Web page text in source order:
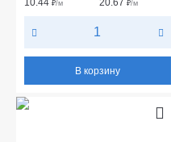
10.44 ₽/м 20.67₽/м
В корзину